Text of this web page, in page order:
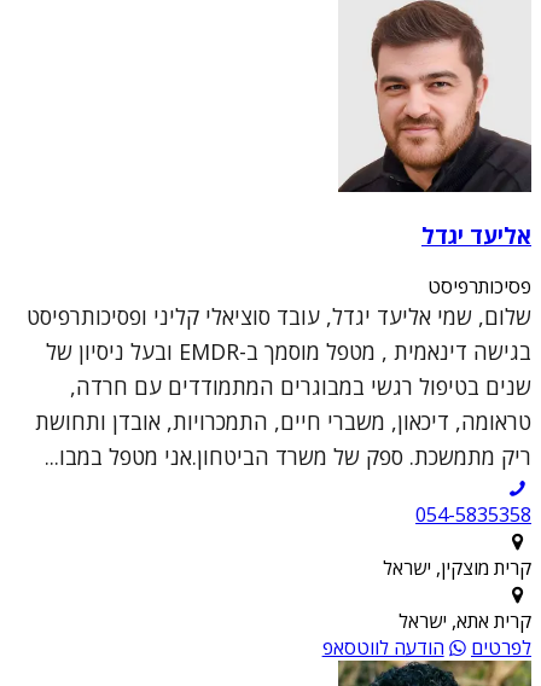
אליעד יגדל
פסיכותרפיסט
שלום, שמי אליעד יגדל, עובד סוציאלי קליני ופסיכותרפיסט
בגישה דינאמית , מטפל מוסמך ב-EMDR ובעל ניסיון של
שנים בטיפול רגשי במבוגרים המתמודדים עם חרדה,
טראומה, דיכאון, משברי חיים, התמכרויות, אובדן ותחושת
ריק מתמשכת. ספק של משרד הביטחון.אני מטפל במבו...
054-5835358
קרית מוצקין, ישראל
קרית אתא, ישראל
לפרטים
הודעה לווטסאפ